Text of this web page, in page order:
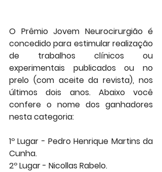
O Prêmio Jovem Neurocirurgião é
concedido para estimular realização
de trabalhos clínicos ou
experimentais publicados ou no
prelo (com aceite da revista), nos
últimos dois anos. Abaixo você
confere o nome dos ganhadores
nesta categoria:
1º Lugar - Pedro Henrique Martins da
Cunha.
2º Lugar - Nicollas Rabelo.